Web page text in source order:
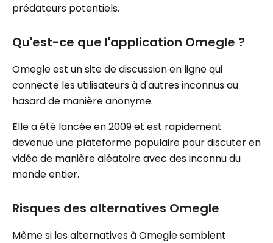
prédateurs potentiels.
Qu'est-ce que l'application Omegle ?
Omegle est un site de discussion en ligne qui
connecte les utilisateurs à d'autres inconnus au
hasard de manière anonyme.
Elle a été lancée en 2009 et est rapidement
devenue une plateforme populaire pour discuter en
vidéo de manière aléatoire avec des inconnu du
monde entier.
Risques des alternatives Omegle
Même si les alternatives à Omegle semblent